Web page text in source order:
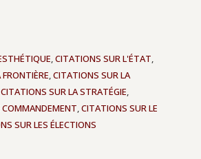
,CITATIONS SUR L'ÉTAT,
,CITATIONS SUR LA
CITATIONS SUR LA STRATÉGIE,
,CITATIONS SUR LE
SUR LES ÉLECTIONS